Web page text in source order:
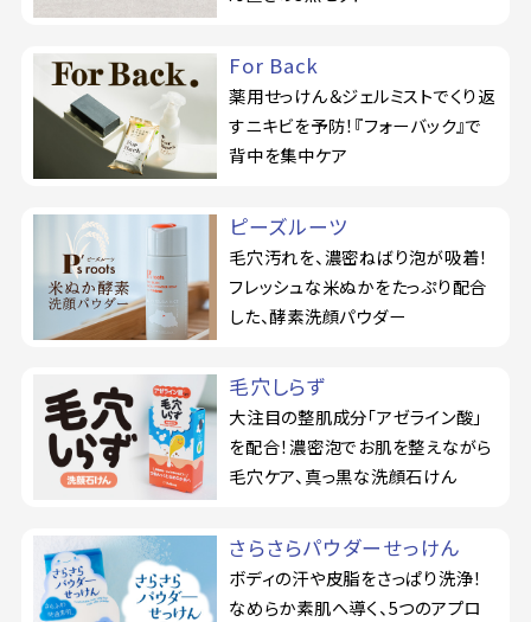
For Back
薬用せっけん＆ジェルミストでくり返
すニキビを予防！『フォーバック』で
背中を集中ケア
ピーズルーツ
毛穴汚れを、濃密ねばり泡が吸着！
フレッシュな米ぬかをたっぷり配合
した、酵素洗顔パウダー
毛穴しらず
大注目の整肌成分「アゼライン酸」
を配合！濃密泡でお肌を整えながら
毛穴ケア、真っ黒な洗顔石けん
さらさらパウダーせっけん
ボディの汗や皮脂をさっぱり洗浄！
なめらか素肌へ導く、5つのアプロ